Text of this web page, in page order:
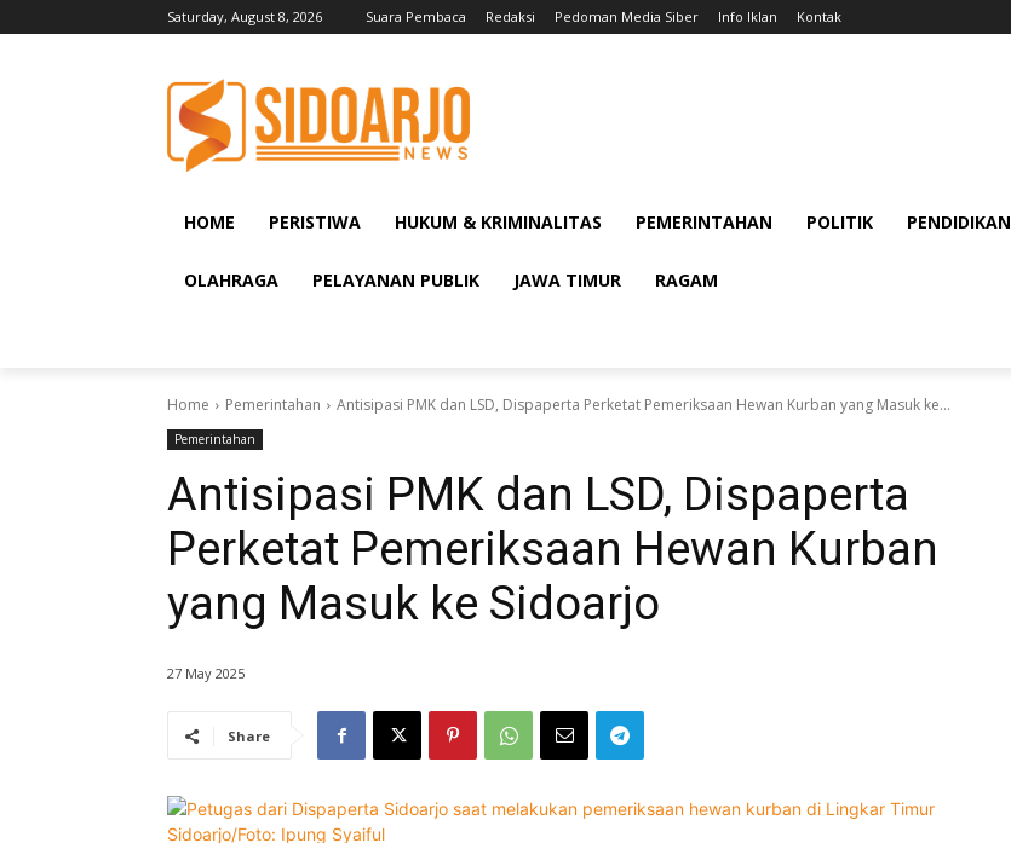
Saturday, August 8, 2026 Suara Pembaca Redaksi Pedoman Media Siber Info Iklan Kontak
HOME PERISTIWA HUKUM & KRIMINALITAS PEMERINTAHAN POLITIK PENDIDIKAN
OLAHRAGA PELAYANAN PUBLIK JAWA TIMUR RAGAM
Home Pemerintahan Antisipasi PMK dan LSD, Dispaperta Perketat Pemeriksaan Hewan Kurban yang Masuk ke...
Pemerintahan
Antisipasi PMK dan LSD, Dispaperta
Perketat Pemeriksaan Hewan Kurban
yang Masuk ke Sidoarjo
27 May 2025
Share